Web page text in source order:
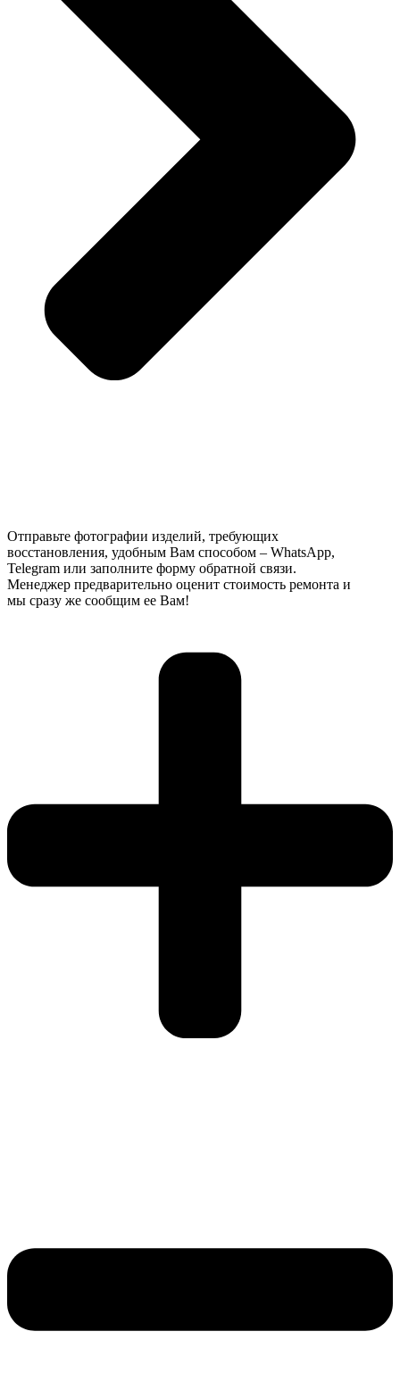
Отправьте фотографии изделий, требующих
восстановления, удобным Вам способом – WhatsApp,
Telegram или заполните форму обратной связи.
Менеджер предварительно оценит стоимость ремонта и
мы сразу же сообщим ее Вам!